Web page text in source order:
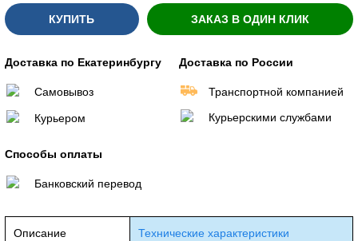
КУПИТЬ ЗАКАЗ В ОДИН КЛИК
Доставка по Екатеринбургу
Самовывоз
Курьером
Доставка по России
Транспортной компанией
Курьерскими службами
Способы оплаты
Банковский перевод
Описание Технические характеристики